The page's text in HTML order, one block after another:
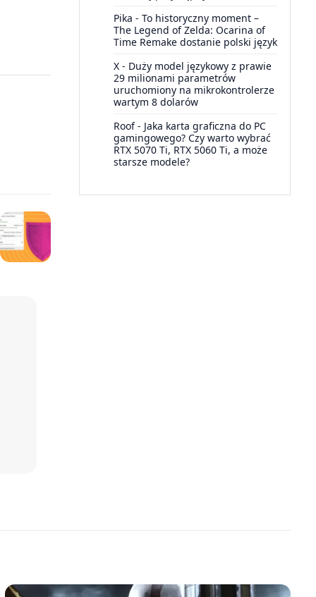
Pika - To historyczny moment –
The Legend of Zelda: Ocarina of
Time Remake dostanie polski język
X - Duży model językowy z prawie
29 milionami parametrów
uruchomiony na mikrokontrolerze
wartym 8 dolarów
Roof- Jaka karta graficzna do PC
gamingowego? Czy warto wybrać
RTX 5070 Ti, RTX 5060 Ti, a może
starsze modele?